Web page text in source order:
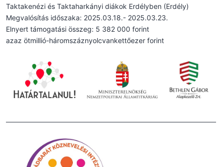
Taktakenézi és Taktaharkányi diákok Erdélyben (Erdély)
Megvalósítás időszaka: 2025.03.18.- 2025.03.23.
Elnyert támogatási összeg: 5 382 000 forint
azaz ötmillió-háromszáznyolcvankettőezer forint